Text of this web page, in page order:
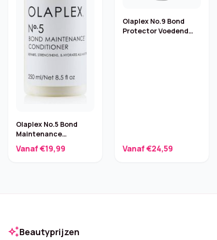
Olaplex No.5 Bond
Maintenance
Conditioner – 250 ml
Vanaf €19,99
Olaplex No.9 Bond
Protector Voedend
Vanaf €24,59
auto_awesomeBeautyprijzen